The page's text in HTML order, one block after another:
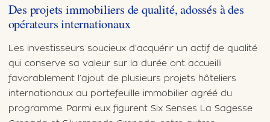
Des projets immobiliers de qualité, adossés à des
opérateurs internationaux
Les investisseurs soucieux d’acquérir un actif de qualité
qui conserve sa valeur sur la durée ont accueilli
favorablement l’ajout de plusieurs projets hôteliers
internationaux au portefeuille immobilier agréé du
programme. Parmi eux figurent Six Senses La Sagesse